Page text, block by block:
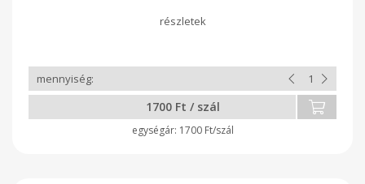
1700 Ft / szál
1700 Ft/szál